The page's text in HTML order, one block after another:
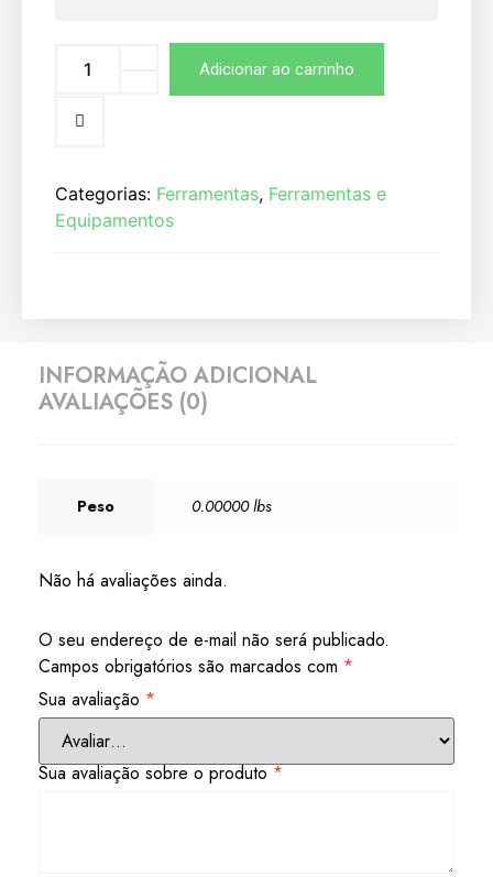
Adicionar ao carrinho
Categorias: Ferramentas, Ferramentas e
Equipamentos
INFORMAÇÃO ADICIONAL
AVALIAÇÕES (0)
Peso 0.00000 lbs
Não há avaliações ainda.
O seu endereço de e-mail não será publicado.
Campos obrigatórios são marcados com *
Sua avaliação *
Sua avaliação sobre o produto*